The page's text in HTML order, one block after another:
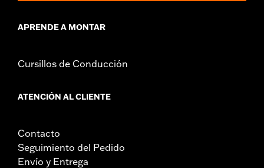
APRENDE A MONTAR
Cursillos de Conducción
ATENCIÓN AL CLIENTE
Contacto
Seguimiento del Pedido
Envío y Entrega